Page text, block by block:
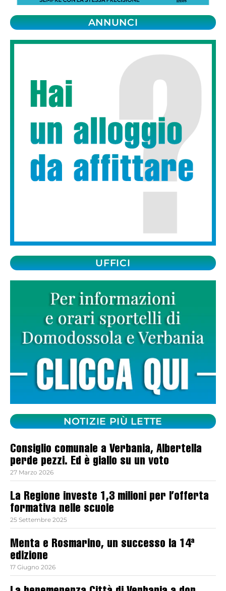
ANNUNCI
UFFICI
NOTIZIE PIÙ LETTE
Consiglio comunale a Verbania, Albertella
perde pezzi. Ed è giallo su un voto
27 Marzo 2026
La Regione investe 1,3 milioni per l’offerta
formativa nelle scuole
25 Settembre 2025
Menta e Rosmarino, un successo la 14ª
edizione
17 Giugno 2026